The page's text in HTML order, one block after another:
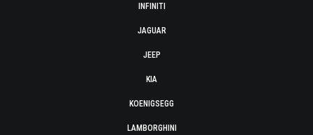
INFINITI
JAGUAR
JEEP
KIA
KOENIGSEGG
LAMBORGHINI